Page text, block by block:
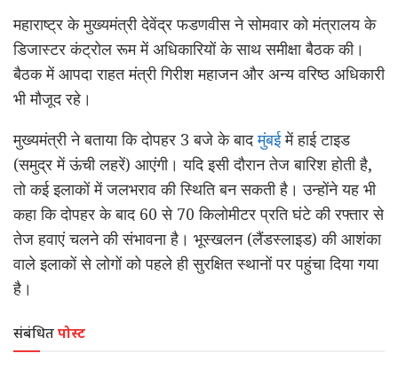
महाराष्ट्र के मुख्यमंत्री देवेंद्र फडणवीस ने सोमवार को मंत्रालय के
डिजास्टर कंट्रोल रूम में अधिकारियों के साथ समीक्षा बैठक की।
बैठक में आपदा राहत मंत्री गिरीश महाजन और अन्य वरिष्ठ अधिकारी
भी मौजूद रहे।
मुख्यमंत्री ने बताया कि दोपहर 3 बजे के बादमुंबईमें हाई टाइड
(समुद्र में ऊंची लहरें) आएंगी। यदि इसी दौरान तेज बारिश होती है,
तो कई इलाकों में जलभराव की स्थिति बन सकती है। उन्होंने यह भी
कहा कि दोपहर के बाद 60 से 70 किलोमीटर प्रति घंटे की रफ्तार से
तेज हवाएं चलने की संभावना है। भूस्खलन (लैंडस्लाइड) की आशंका
वाले इलाकों से लोगों को पहले ही सुरक्षित स्थानों पर पहुंचा दिया गया
है।
संबंधितपोस्ट